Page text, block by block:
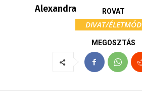
Alexandra
ROVAT
DIVAT/ÉLETMÓD
MEGOSZTÁS